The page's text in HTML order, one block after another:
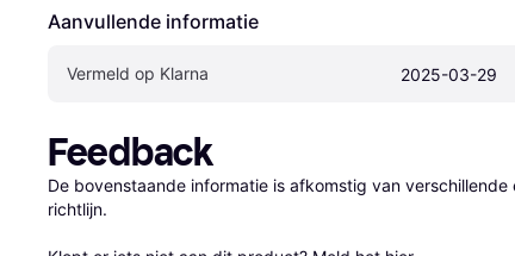
Aanvullende informatie
Vermeld op Klarna 2025-03-29
Feedback
De bovenstaande informatie is afkomstig van
richtlijn.